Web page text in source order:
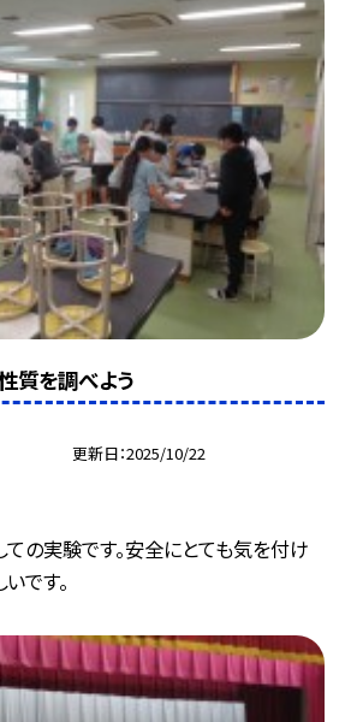
質を調べよう
更新日 2025/10/22
の実験です。安全にとても気を付け
です。